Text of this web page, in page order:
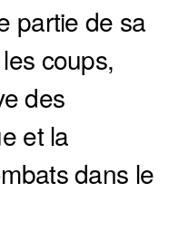
partie de sa
coups,
des
et la
dans le